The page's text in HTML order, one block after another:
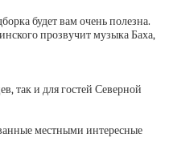
будет вам очень полезна.
прозвучит музыка Баха,
так и для гостей Северной
местными интересные